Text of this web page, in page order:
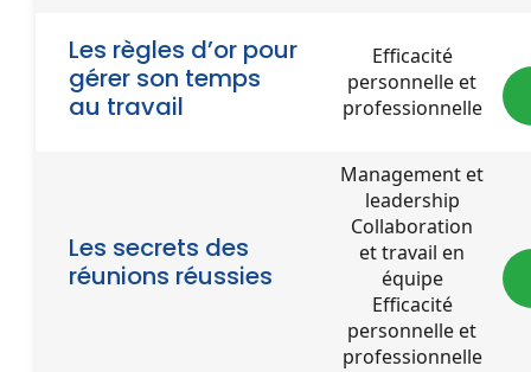
Les règles d’or pour
gérer son temps
au travail
Efficacité
personnelle et
professionnelle
Les secrets des
réunions réussies
Management et
leadership
Collaboration
et travail en
équipe
Efficacité
personnelle et
professionnelle